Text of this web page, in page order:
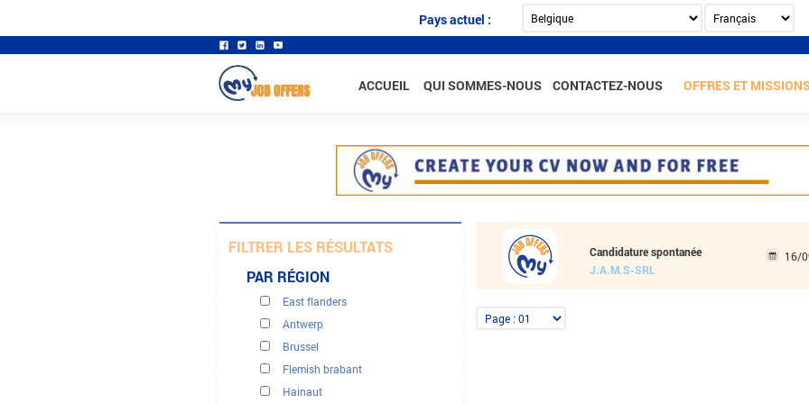
Pays actuel :
ACCUEIL QUI SOMMES-NOUS CONTACTEZ-NOUS OFFRES ET
FILTRER LES RÉSULTATS
PAR RÉGION
East flanders
Antwerp
Brussel
Flemish brabant
Hainaut
Candidature spontanée
J.A.M.S-SRL
16/